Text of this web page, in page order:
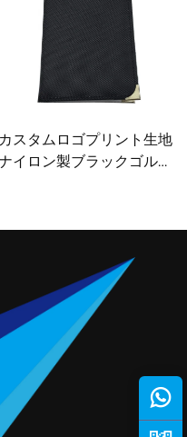
カスタムロゴプリント生地
イロン製ブラックゴルフ